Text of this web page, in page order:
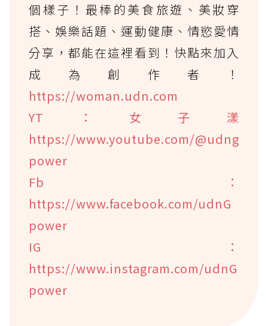
個樣子！最棒的美食旅遊、美妝穿
搭、娛樂話題、運動健康、情慾愛情
分享，都能在這裡看到！快點來加入
成為創作者！
https://woman.udn.com
YT：女子漾
https://www.youtube.com/@udng
power
Fb：
https://www.facebook.com/udnG
power
IG：
https://www.instagram.com/udnG
power